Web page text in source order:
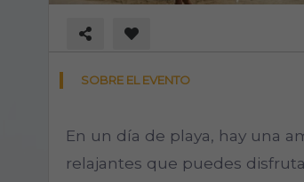
SOBRE EL EVENTO
En un día de playa, hay una
relajantes que puedes